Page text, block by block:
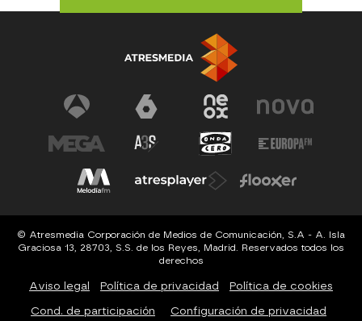
© Atresmedia Corporación de Medios de Comunicación, S.A - A. Isla
Graciosa 13, 28703, S.S. de los Reyes, Madrid. Reservados todos los
derechos
Aviso legal Política de privacidad Política de cookies
Cond. de participación Configuración de privacidad